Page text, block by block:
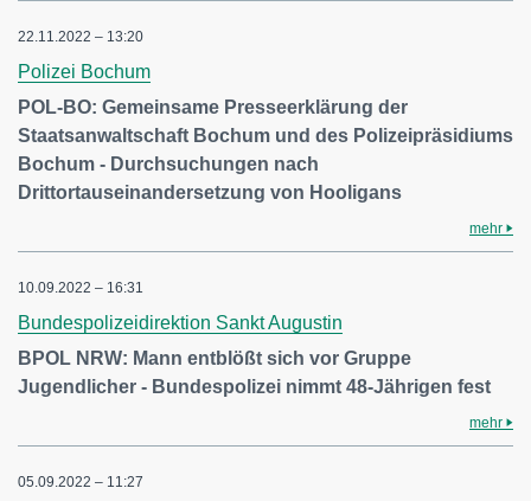
22.11.2022 – 13:20
Polizei Bochum
POL-BO: Gemeinsame Presseerklärung der
Staatsanwaltschaft Bochum und des Polizeipräsidiums
Bochum - Durchsuchungen nach
Drittortauseinandersetzung von Hooligans
mehr
10.09.2022 – 16:31
Bundespolizeidirektion Sankt Augustin
BPOL NRW: Mann entblößt sich vor Gruppe
Jugendlicher - Bundespolizei nimmt 48-Jährigen fest
mehr
05.09.2022 – 11:27